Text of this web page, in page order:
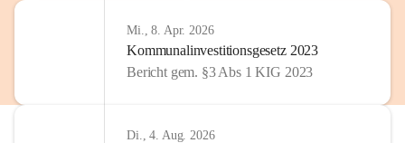
Mi., 8. Apr. 2026
Kommunalinvestitionsgesetz 2023
Bericht gem. §3 Abs 1 KIG 2023
Di., 4. Aug. 2026